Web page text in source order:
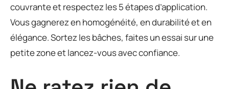
couvrante et respectez les 5 étapes d’application.
Vous gagnerez en homogénéité, en durabilité et en
élégance. Sortez les bâches, faites un essai sur une
petite zone et lancez-vous avec confiance.